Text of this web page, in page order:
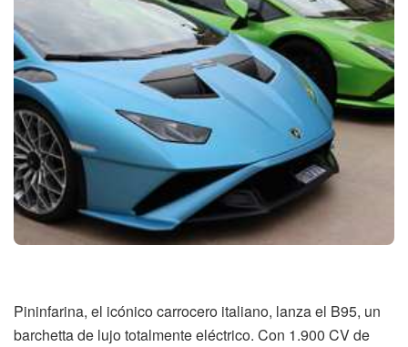
Pininfarina, el icónico carrocero italiano, lanza el B95, un
barchetta de lujo totalmente eléctrico. Con 1.900 CV de